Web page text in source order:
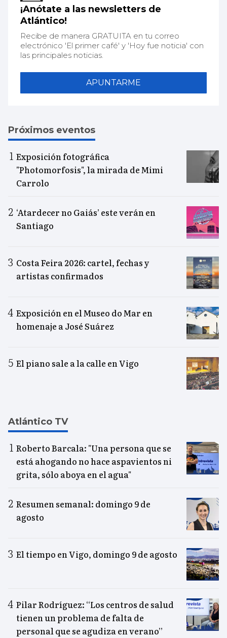
¡Anótate a las newsletters de
Atlántico!
Recibe de manera GRATUITA en tu correo
electrónico 'El primer café' y 'Hoy fue noticia' con
las principales noticias.
APUNTARME
Próximos eventos
Exposición fotográfica
"Photomorfosis", la mirada de Mimi
Carrolo
‘Atardecer no Gaiás’ este verán en
Santiago
Costa Feira 2026: cartel, fechas y
artistas confirmados
Exposición en el Museo do Mar en
homenaje a José Suárez
El piano sale a la calle en Vigo
Atlántico TV
Roberto Barcala: "Una persona que se
está ahogando no hace aspavientos ni
grita, sólo aboya en el agua"
Resumen semanal: domingo 9 de
agosto
El tiempo en Vigo, domingo 9 de agosto
Pilar Rodríguez: “Los centros de salud
tienen un problema de falta de
personal que se agudiza en verano”